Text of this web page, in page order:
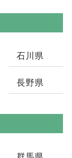
石川県
長野県